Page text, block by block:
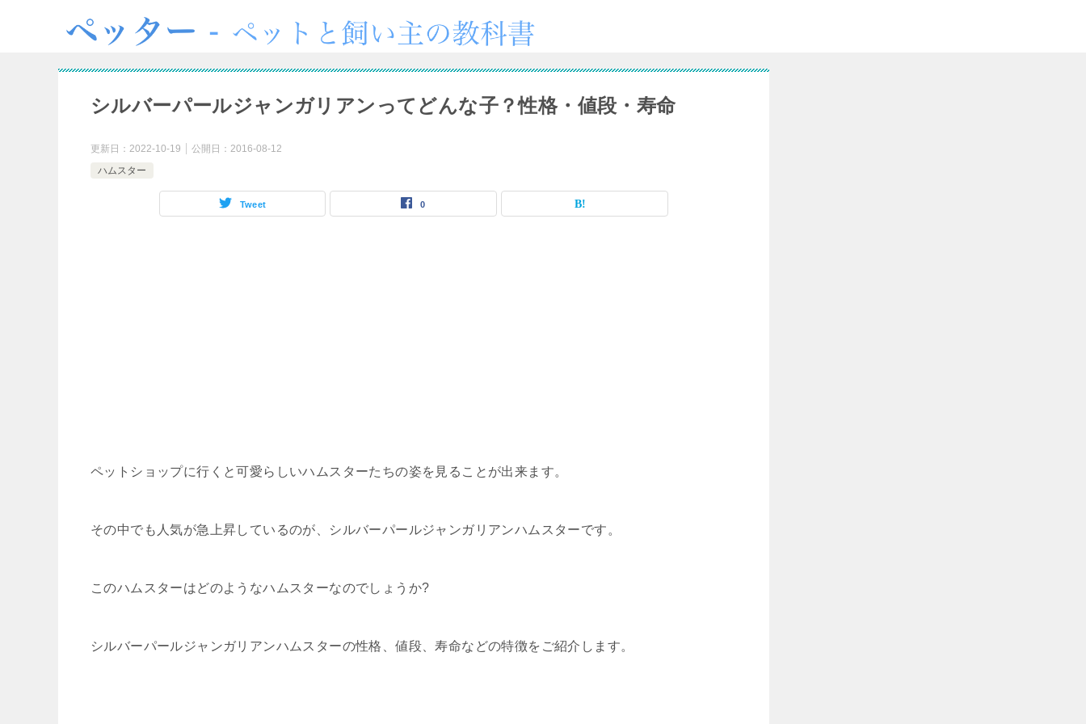
シルバーパールジャンガリアンってどんな子？性格・値段・寿命
更新日： 2022-10-19 公開日： 2016-08-12
ハムスター
Tweet 0
ペットショップに行くと可愛らしいハムスターたちの姿を見ることが出来ます。
その中でも人気が急上昇しているのが、シルバーパールジャンガリアンハムスターです。
このハムスターはどのようなハムスターなのでしょうか?
シルバーパールジャンガリアンハムスターの性格、値段、寿命などの特徴をご紹介します。